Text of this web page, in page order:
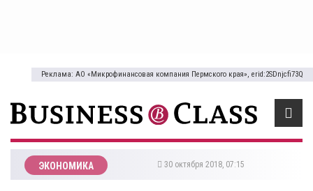
Реклама: АО «Микрофинансовая компания Пермского края», erid:2SDnjcfi73Q
ЭКОНОМИКА 30 октября 2018, 07:15